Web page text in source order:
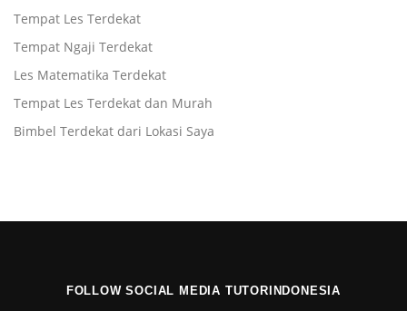
Tempat Les Terdekat
Tempat Ngaji Terdekat
Les Matematika Terdekat
Tempat Les Terdekat dan Murah
Bimbel Terdekat dari Lokasi Saya
FOLLOW SOCIAL MEDIA TUTORINDONESIA